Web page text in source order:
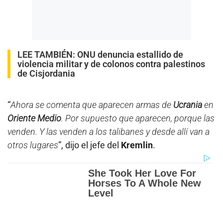
LEE TAMBIÉN: ONU denuncia estallido de
violencia militar y de colonos contra palestinos
de Cisjordania
“Ahora se comenta que aparecen armas de Ucraniaen
Oriente Medio. Por supuesto que aparecen, porque las
venden. Y las venden a los talibanes y desde allí van a
otros lugares”, dijo el jefe del Kremlin.